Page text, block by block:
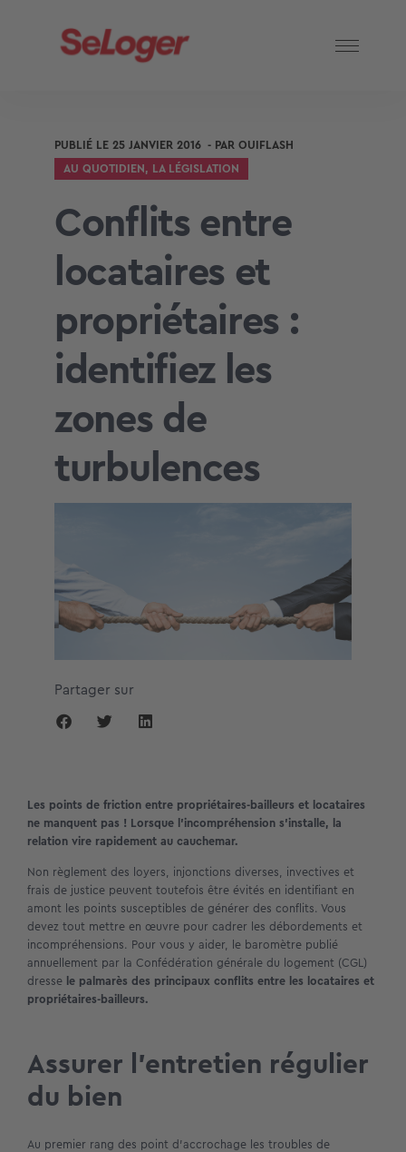
PUBLIÉ LE 25 JANVIER 2016 - PAR OUIFLASH
AU QUOTIDIEN, LA LÉGISLATION
Conflits entre
locataires et
propriétaires :
identifiez les
zones de
turbulences
Partager sur
Les points de friction entre propriétaires-bailleurs et locataires
ne manquent pas ! Lorsque l’incompréhension s’installe, la
relation vire rapidement au cauchemar.
Non règlement des loyers, injonctions diverses, invectives et
frais de justice peuvent toutefois être évités en identifiant en
amont les points susceptibles de générer des conflits. Vous
devez tout mettre en œuvre pour cadrer les débordements et
incompréhensions. Pour vous y aider, le baromètre publié
annuellement par la Confédération générale du logement (CGL)
dresse le palmarès des principaux conflits entre les locataires et
propriétaires-bailleurs.
Assurer l’entretien régulier
du bien
Au premier rang des point d’accrochage les troubles de